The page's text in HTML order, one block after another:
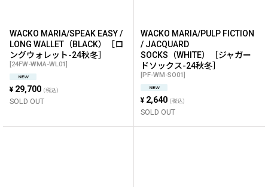
WACKO MARIA/SPEAK EASY /
LONG WALLET（BLACK）［ロ
ングウォレット-24秋冬］
[24FW-WMA-WL01]
¥ 29,700 (税込)
SOLD OUT
WACKO MARIA/PULP FICTION
/ JACQUARD
SOCKS（WHITE）［ジャガー
ドソックス-24秋冬］
[PF-WM-SO01]
¥ 2,640 (税込)
SOLD OUT